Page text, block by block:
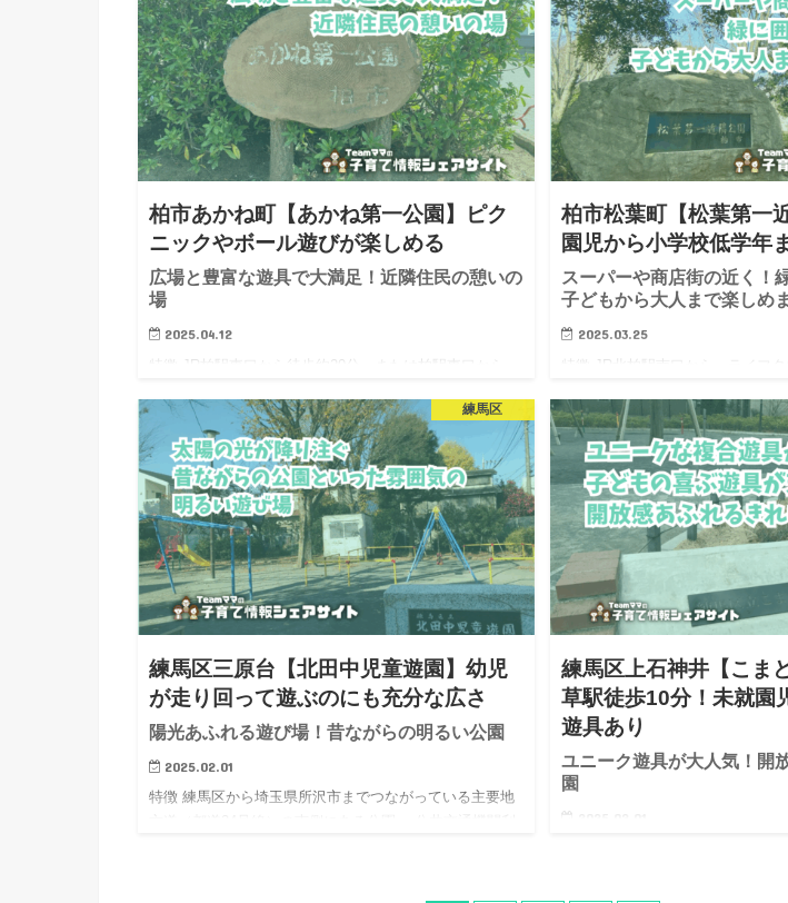
あります。…
フルな遊…
柏市あかね町【あかね第一公園】ピク
ニックやボール遊びが楽しめる
広場と豊富な遊具で大満足！近隣住民の憩いの
場
2025.04.12
特徴 JR柏駅東口から徒歩約20分。または柏駅東口から、
歩5分の場所にあります。 子どもたちが楽しめる遊具が充
実しています。どれも目の届きやすい範囲内に設置され
ているので…
柏市松葉町【松葉第一
園児から小学校低学年
スーパーや商店街の近く！
子どもから大人まで楽しめ
2025.03.25
特徴 JR北柏駅南口から、ライフ
場所にあります。 公園の近くには
校があり、夕方には子どもたちの
ても明るい雰…
練馬区
練馬区三原台【北田中児童遊園】幼児
が走り回って遊ぶのにも充分な広さ
陽光あふれる遊び場！昔ながらの明るい公園
2025.02.01
特徴 練馬区から埼玉県所沢市までつながっている主要地
練馬区上石神井【こま
草駅徒歩10分！未就園
遊具あり
ユニーク遊具が大人気！開
園
届いたきれいな公園で開放感があ